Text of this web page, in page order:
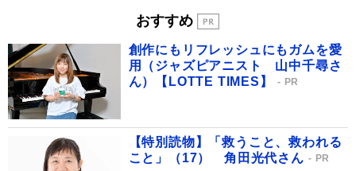
おすすめ
創作にもリフレッシュにもガムを愛
用（ジャズピアニスト 山中千尋さ
ん）【LOTTE TIMES】
PR
【特別読物】「救うこと、救われる
こと」（17） 角田光代さん
PR